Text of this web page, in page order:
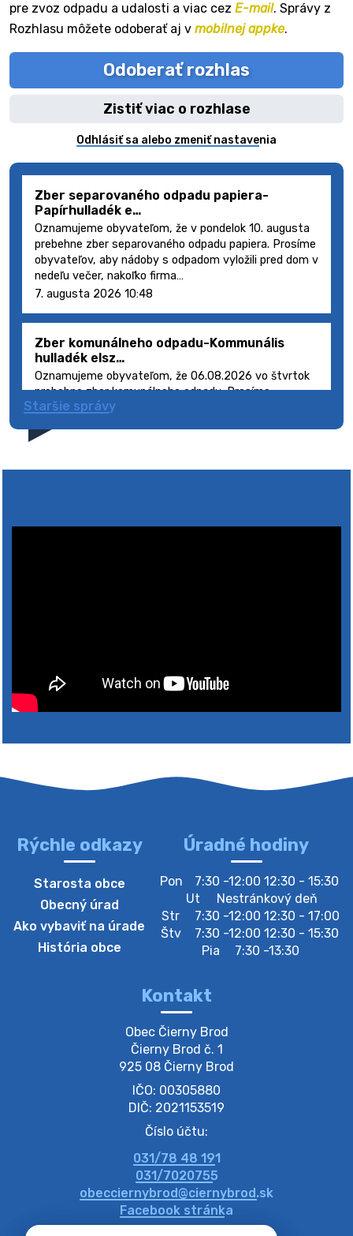
pre zvoz odpadu a udalosti a viac cez E-mail. Správy z
Rozhlasu môžete odoberať aj v mobilnej appke.
Odoberať rozhlas
Zistiť viac o rozhlase
Odhlásiť sa alebo zmeniť nastavenia
Zber separovaného odpadu papiera-
Papírhulladék e…
Oznamujeme obyvateľom, že v pondelok 10. augusta
prebehne zber separovaného odpadu papiera. Prosíme
obyvateľov, aby nádoby s odpadom vyložili pred dom v
nedeľu večer, nakoľko firma…
7. augusta 2026 10:48
Zber komunálneho odpadu-Kommunális
hulladék elsz…
Oznamujeme obyvateľom, že 06.08.2026 vo štvrtok
prebehne zber komunálneho odpadu. Prosíme
obyvateľov, aby smetné nádoby s odpadom vyložili
5. augusta 2026 08:41
4. augusta 2026 10:05
Zberný dvor-Gyűjtőudvar
Oznamujeme obyvateľom, že v stredu 05. augusta
bude zberný dvor zatvorený. Értesítjük a lakosokat,
hogy szerdán augusztus 05-én a gyűjtőudvar zárva
lesz https://ciernybrod.sk?p=214…
Zber separovaného odpadu plastu-
Szeparált műanya…
Oznamujeme obyvateľom, že v stredu 05. augusta
prebehne zber separovaného odpadu plastu. Prosíme
obyvateľov, aby vrecia s odpadom vyložili pred dom už
večer vopred, nakoľko firma F…
4. augusta 2026 09:51
Oznámenie o plánovanom prerušení dodávky
elektri…
Oznamujeme Vám, že v určitých dňoch bude v
niektorých častiach našej obce plánované prerušenie
Staršie správy
Rýchle odkazy
Starosta obce
Obecný úrad
Ako vybaviť na úrade
História obce
Úradné hodiny
Pon
7:30 -12:00 12:30 - 15:30
Ut
Nestránkový deň
Str
7:30 -12:00 12:30 - 17:00
Štv
7:30 -12:00 12:30 - 15:30
Pia
7:30 -13:30
Kontakt
Obec Čierny Brod
Čierny Brod č. 1
925 08 Čierny Brod
IČO: 00305880
DIČ: 2021153519
Číslo účtu:
031/78 48 191
031/7020755
obecciernybrod@ciernybrod.sk
Facebook stránka